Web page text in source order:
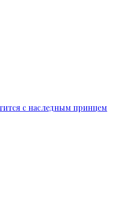
с наследным принцем